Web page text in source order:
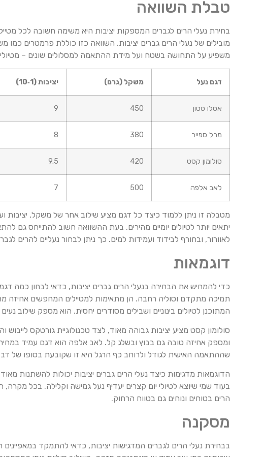
טבלת השוואה
בחירת נעלי הרים לגברים המספקות יציבות היא משימה חשובה לכל
מובילים של נעלי הרים גברים יציבות. השוואה כזו כוללת פרמטרים
משפיע על התחושה בשטח ועל מידת ההתאמה למסלולים שונים – מטיולי
דגם נעל משקל (גרם) יציבות (1‑10)
אסלו סטון 450
9
מרל ספייר 380
8
סולומון קסט 420
9.5
לאב אלפה 500
7
מטבלה זו ניתן ללמוד כיצד כל דגם מציע שילוב אחר של משקל, יציבות
יתאים יותר לטיולים יומיים מהירים. בעת ההשוואה חשוב להתייחס
לאוורור, ובחורף לבידוד ועמידות למים. כך ניתן לבחור נעליים להרים
דוגמאות
כדי להמחיש את הבחירה בנעלי הרים גברים יציבות, כדאי לבחון כמה
תמיכה מתקדם וסוליה רחבה. הן מתאימות למטיילים המחפשים אחיזה
המתוכנן לטיולים בינוניים ושבילים מסודרים יחסית. הוא מספק שילוב
סולומון קסט מציע יציבות גבוהה מאוד, לצד טכנולוגיית גורטקס
ומספק אחיזה טובה גם בבוץ ובשלג קל. לאב אלפה הוא דגם עמיד במחיר
שההתאמה האישית לגודל ולרוחב כף הרגל היא זו שקובעת בסופו של
הדוגמאות מדגימות כיצד נעלי הרים גברים יציבות יכולות להשתנות
בעוד שמי שיוצא לטיולי יום קצרים יעדיף נעל גמישה וקלילה. בכל
הרים בטוחים ונוחים גם בטווח הרחוק.
מסקנה
בבחירת נעלי הרים לגברים המדגישות יציבות, כדאי להתמקד במאפיינים